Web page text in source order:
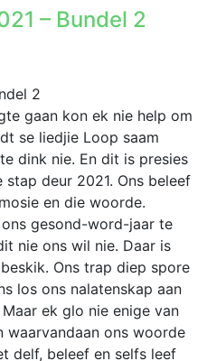
– Bundel 2
2
gaan kon ek nie help om
se liedjie Loop saam
dink nie. En dit is presies
deur 2021. Ons beleef
en die woorde.
gesond-word-jaar te
nie ons wil nie. Daar is
Ons trap diep spore
los ons nalatenskap aan
ek glo nie enige van
waarvandaan ons woorde
delf, beleef en selfs leef